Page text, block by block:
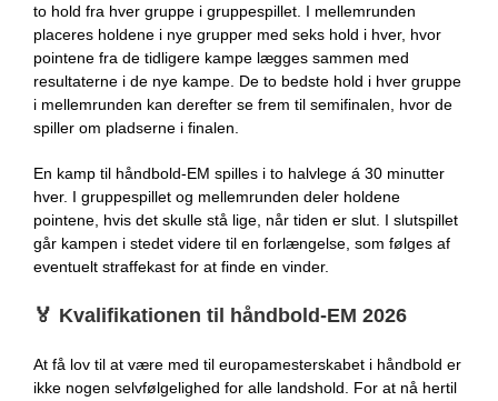
to hold fra hver gruppe i gruppespillet. I mellemrunden
placeres holdene i nye grupper med seks hold i hver, hvor
pointene fra de tidligere kampe lægges sammen med
resultaterne i de nye kampe. De to bedste hold i hver gruppe
i mellemrunden kan derefter se frem til semifinalen, hvor de
spiller om pladserne i finalen.
En kamp til håndbold-EM spilles i to halvlege á 30 minutter
hver. I gruppespillet og mellemrunden deler holdene
pointene, hvis det skulle stå lige, når tiden er slut. I slutspillet
går kampen i stedet videre til en forlængelse, som følges af
eventuelt straffekast for at finde en vinder.
🏅 Kvalifikationen til håndbold-EM 2026
At få lov til at være med til europamesterskabet i håndbold er
ikke nogen selvfølgelighed for alle landshold. For at nå hertil